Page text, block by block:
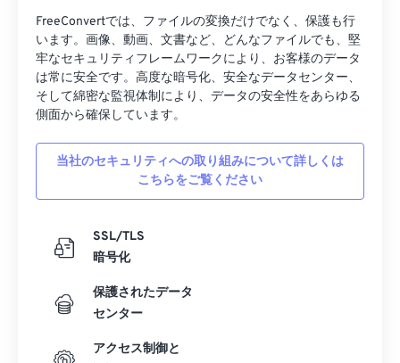
FreeConvertでは、ファイルの変換だけでなく、保護も行
います。画像、動画、文書など、どんなファイルでも、堅
牢なセキュリティフレームワークにより、お客様のデータ
は常に安全です。高度な暗号化、安全なデータセンター、
そして綿密な監視体制により、データの安全性をあらゆる
側面から確保しています。
当社のセキュリティへの取り組みについて詳しくは
こちらをご覧ください
SSL/TLS
暗号化
保護されたデータ
センター
アクセス制御と